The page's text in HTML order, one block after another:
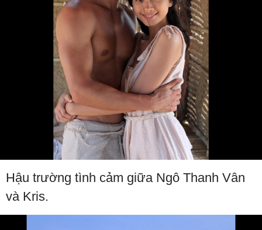
Hậu trường tình cảm giữa Ngô Thanh Vân
và Kris.